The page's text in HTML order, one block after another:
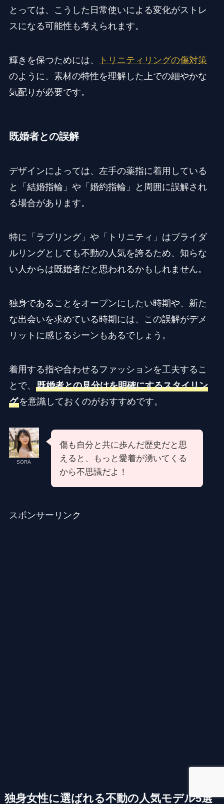
とっては、こうした日常使いによる変化がストレ
スになる可能性も考えられます。
輝きを保つためには、
トリニティリングの傷対策
のように、素材の特性を理解した上での細やかな
気配りが必要です。
既婚者との誤解
デザインによっては、左手の薬指に着用している
と「結婚指輪」や「婚約指輪」と周囲に誤解され
る場合があります。
特に「ラブリング」や「トリニティ」はブライダ
ルリングとしても不動の人気を誇るため、知らな
い人からは既婚者だと思われるかもしれません。
独身であることをオープンにしたい時期や、新た
な出会いを求めている時期には、この誤解がデメ
リットに感じるシーンもあるでしょう。
着用する指や合わせるファッションを工夫するこ
とで、 既婚者との見分けを明確にするスタイリン
グを意識しておくのがおすすめです。
SORA
傷も自分と共に歩んだ歴史だと思
えると、もっと愛着が湧いてくる
から不思議だよ！
スポンサーリンク
独身女性に選ばれる不動の人気モデル5選